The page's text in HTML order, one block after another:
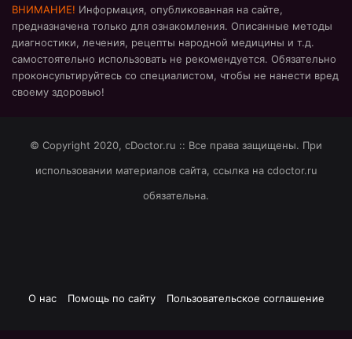
ВНИМАНИЕ! Информация, опубликованная на сайте,
предназначена только для ознакомления. Описанные методы
диагностики, лечения, рецепты народной медицины и т.д.
самостоятельно использовать не рекомендуется. Обязательно
проконсультируйтесь со специалистом, чтобы не нанести вред
своему здоровью!
© Copyright 2020, cDoctor.ru :: Все права защищены. При
использовании материалов сайта, ссылка на cdoctor.ru
обязательна.
О нас Помощь по сайту Пользовательское соглашение